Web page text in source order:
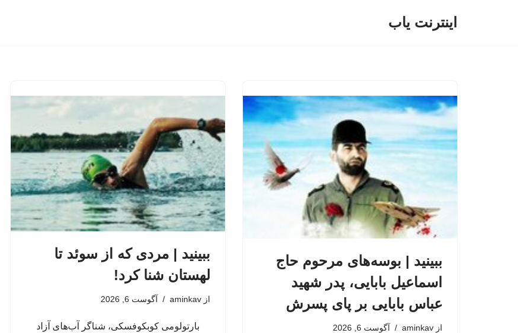
اینترنت یاب
ببینید | بوسه‌های مرحوم حاج
اسماعیل بابایی، پدر شهید
عباس بابایی بر پای پسرش
از aminkav آگوست 6, 2026
ببینید | مردی که از سوئد تا
لهستان شنا کرد!
از aminkav آگوست 6, 2026
بارتولومی کوبکوفسکی، شناگر آب‌های آزاد